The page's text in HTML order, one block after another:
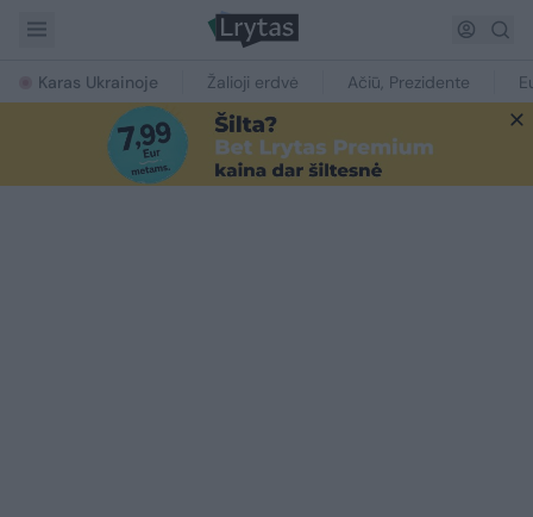
Karas Ukrainoje Žalioji erdvė Ačiū, Prezidente